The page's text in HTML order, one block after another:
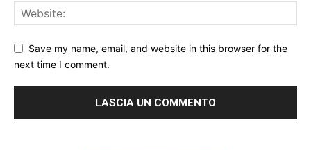
Save my name, email, and website in this browser for the
next time I comment.